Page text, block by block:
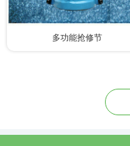
多功能抢修节